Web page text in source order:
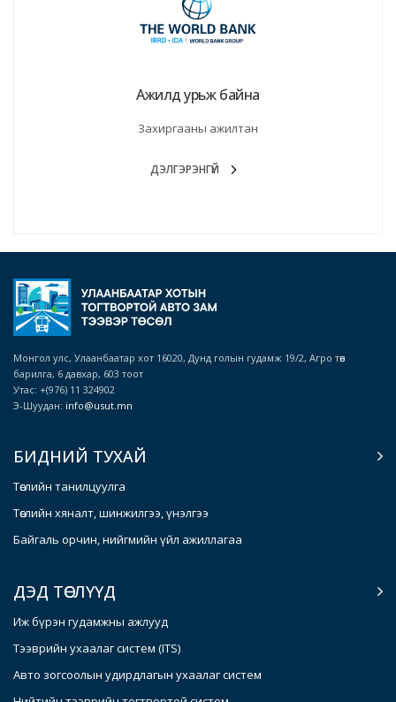
Ажилд урьж байна
Захиргааны ажилтан
ДЭЛГЭРЭНГҮЙ
Монгол улс, Улаанбаатар хот 16020, Дунд голын гудамж 19/2, Агро төв
барилга, 6 давхар, 603 тоот
Утас: +(976) 11 324902
Э-Шуудан: info@usut.mn
БИДНИЙ ТУХАЙ
Төслийн танилцуулга
Төслийн хяналт, шинжилгээ, үнэлгээ
Байгаль орчин, нийгмийн үйл ажиллагаа
ДЭД ТӨСЛҮҮД
Иж бүрэн гудамжны ажлууд
Тээврийн ухаалаг систем (ITS)
Авто зогсоолын удирдлагын ухаалаг систем